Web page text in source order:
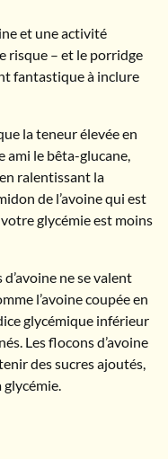
et une activité
risque – et le porridge
fantastique à inclure
la teneur élevée en
ami le bêta-glucane,
ralentissant la
de l’avoine qui est
glycémie est moins
ne se valent
l’avoine coupée en
glycémique inférieur
Les flocons d’avoine
des sucres ajoutés,
glycémie.